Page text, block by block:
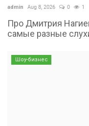
admin Aug 8, 2026 0 1
Про Дмитрия
самые разные
Шоу-бизнес